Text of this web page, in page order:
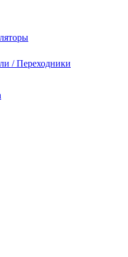
/ Переходники